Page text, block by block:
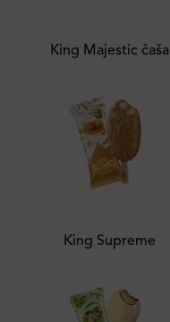
King Majestic čaša
King Supreme